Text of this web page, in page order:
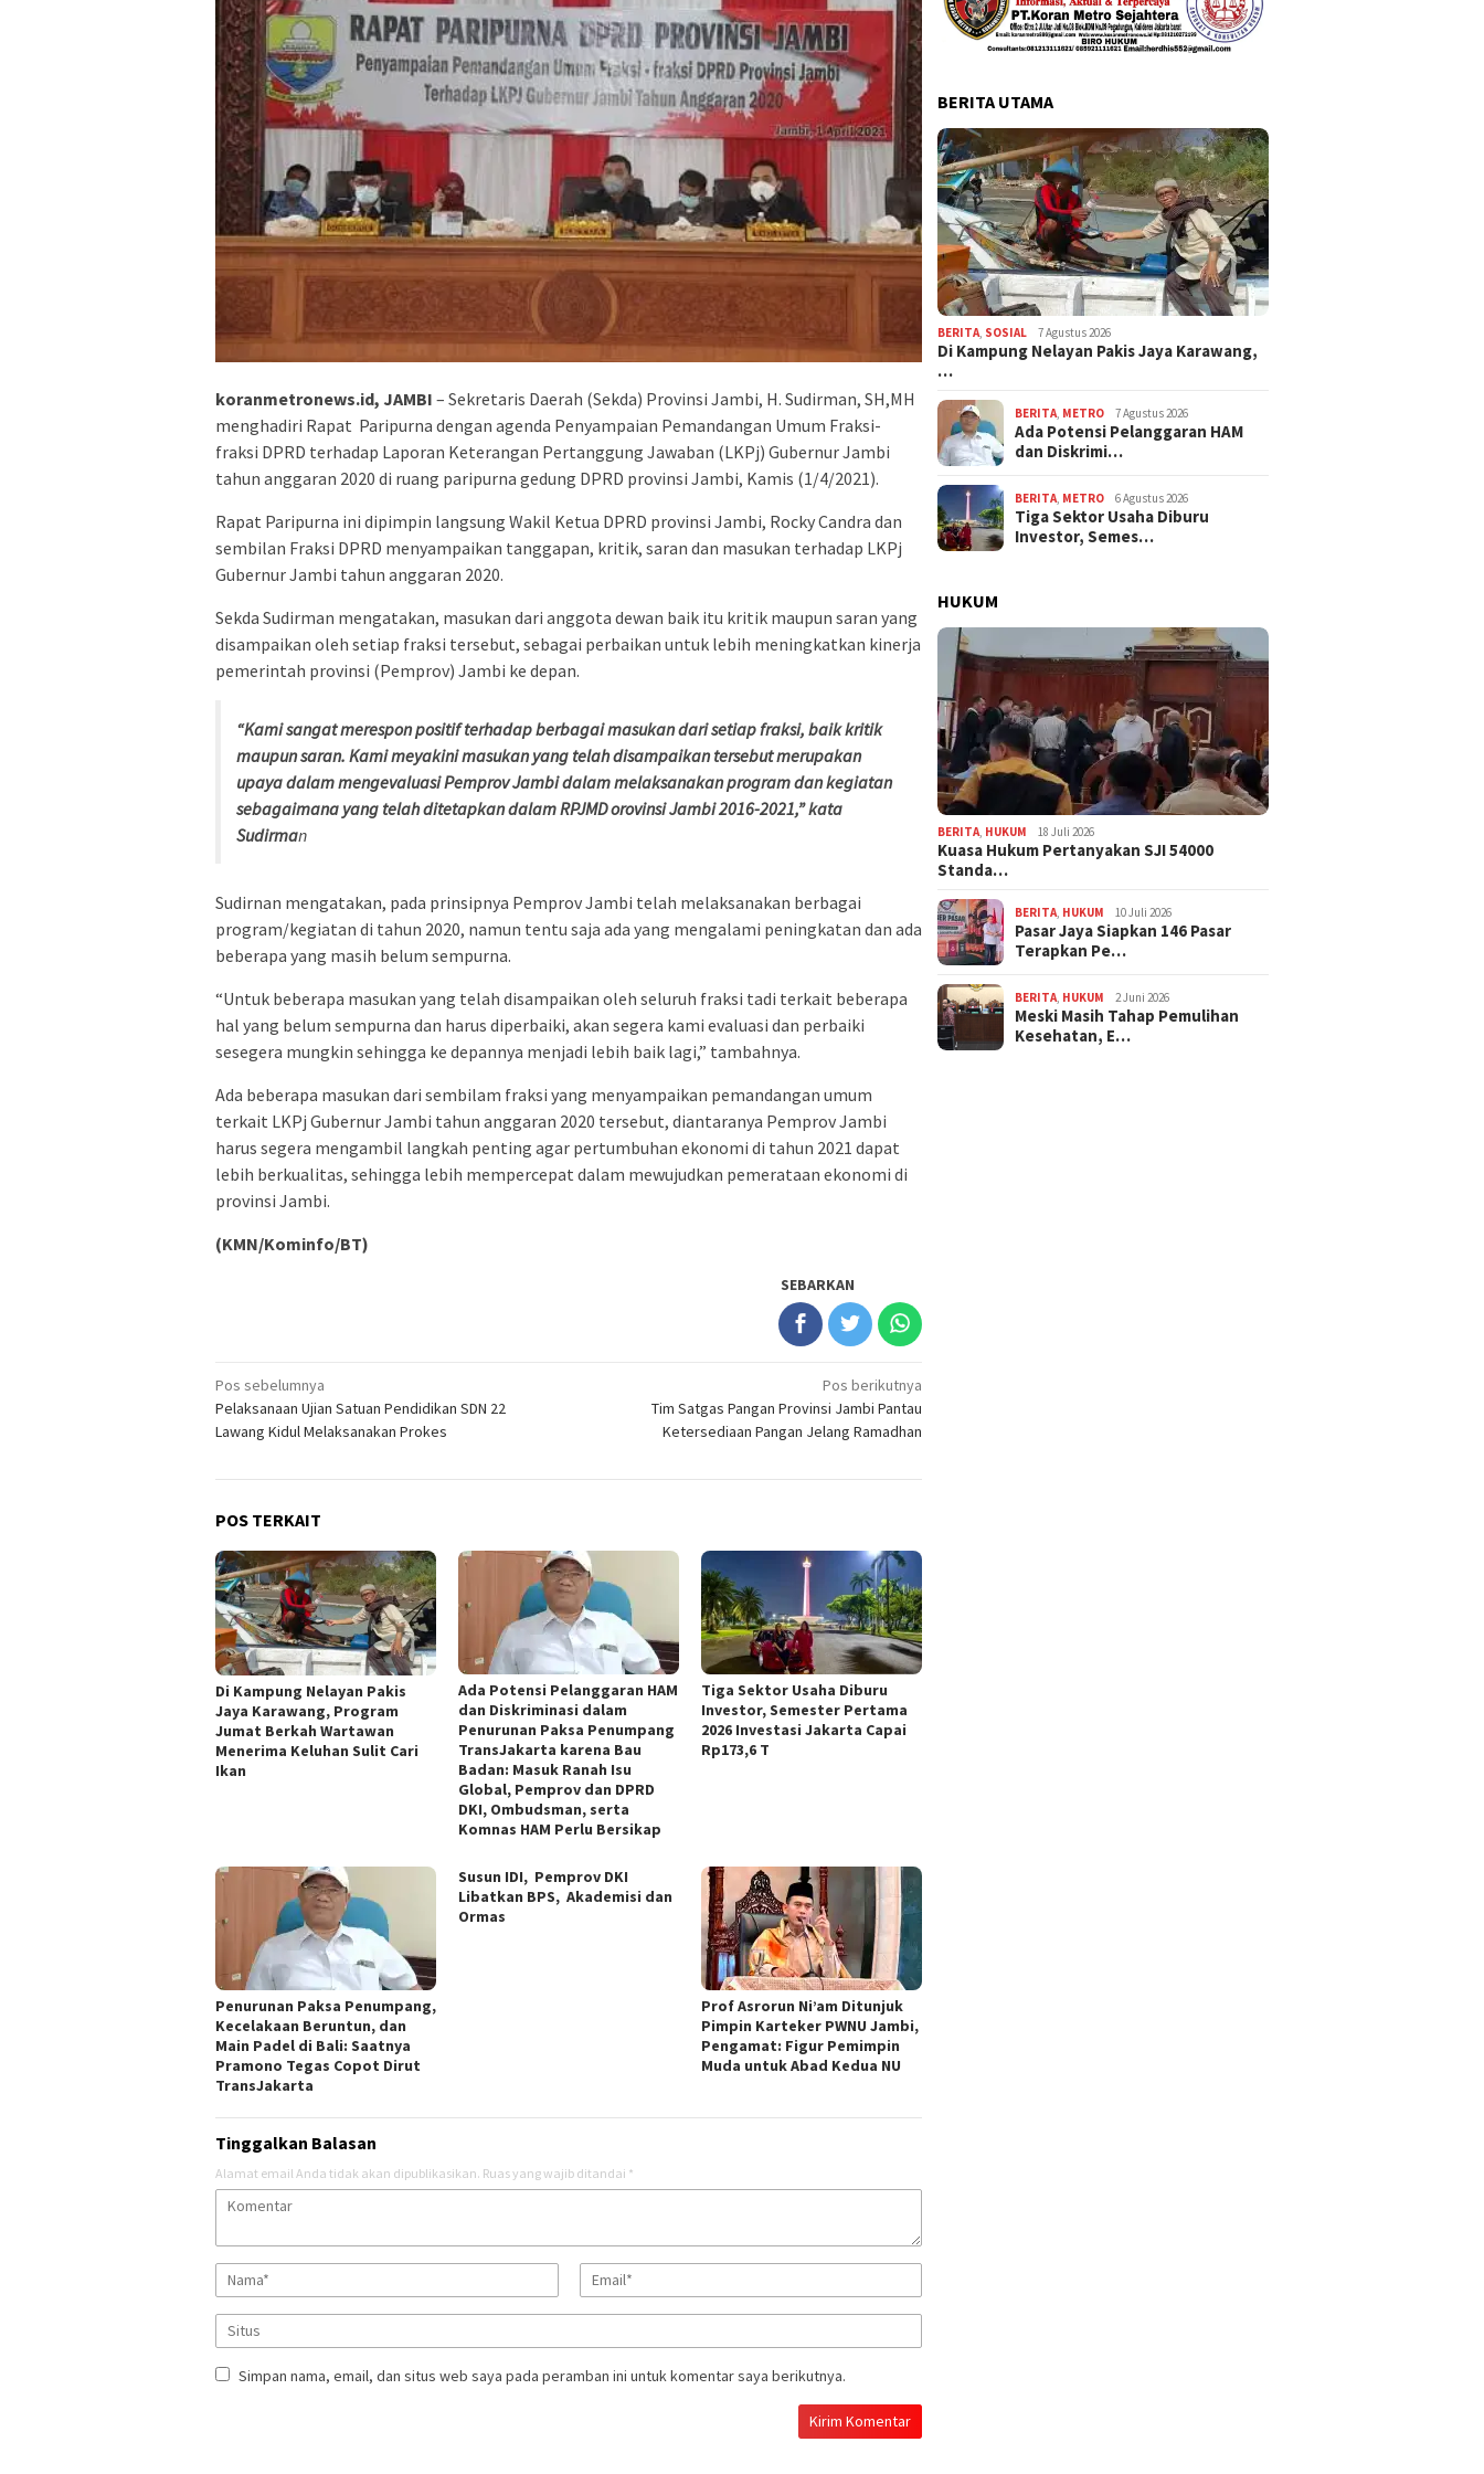
koranmetronews.id, JAMBI – Sekretaris Daerah (Sekda) Provinsi Jambi, H. Sudirman, SH,MH
menghadiri Rapat Paripurna dengan agenda Penyampaian Pemandangan Umum Fraksi-
fraksi DPRD terhadap Laporan Keterangan Pertanggung Jawaban (LKPj) Gubernur Jambi
tahun anggaran 2020 di ruang paripurna gedung DPRD provinsi Jambi, Kamis (1/4/2021).
Rapat Paripurna ini dipimpin langsung Wakil Ketua DPRD provinsi Jambi, Rocky Candra dan
sembilan Fraksi DPRD menyampaikan tanggapan, kritik, saran dan masukan terhadap LKPj
Gubernur Jambi tahun anggaran 2020.
Sekda Sudirman mengatakan, masukan dari anggota dewan baik itu kritik maupun saran yang
disampaikan oleh setiap fraksi tersebut, sebagai perbaikan untuk lebih meningkatkan kinerja
pemerintah provinsi (Pemprov) Jambi ke depan.
“Kami sangat merespon positif terhadap berbagai masukan dari setiap fraksi, baik kritik
maupun saran. Kami meyakini masukan yang telah disampaikan tersebut merupakan
upaya dalam mengevaluasi Pemprov Jambi dalam melaksanakan program dan kegiatan
sebagaimana yang telah ditetapkan dalam RPJMD orovinsi Jambi 2016-2021,” kata
Sudirman
Sudirnan mengatakan, pada prinsipnya Pemprov Jambi telah melaksanakan berbagai
program/kegiatan di tahun 2020, namun tentu saja ada yang mengalami peningkatan dan ada
beberapa yang masih belum sempurna.
“Untuk beberapa masukan yang telah disampaikan oleh seluruh fraksi tadi terkait beberapa
hal yang belum sempurna dan harus diperbaiki, akan segera kami evaluasi dan perbaiki
sesegera mungkin sehingga ke depannya menjadi lebih baik lagi,” tambahnya.
Ada beberapa masukan dari sembilam fraksi yang menyampaikan pemandangan umum
terkait LKPj Gubernur Jambi tahun anggaran 2020 tersebut, diantaranya Pemprov Jambi
harus segera mengambil langkah penting agar pertumbuhan ekonomi di tahun 2021 dapat
lebih berkualitas, sehingga lebih mempercepat dalam mewujudkan pemerataan ekonomi di
provinsi Jambi.
(KMN/Kominfo/BT)
SEBARKAN
Navigasi
pos
Pos sebelumnya
Pelaksanaan Ujian Satuan Pendidikan SDN 22
Lawang Kidul Melaksanakan Prokes
Pos berikutnya
Tim Satgas Pangan Provinsi Jambi Pantau
Ketersediaan Pangan Jelang Ramadhan
POS TERKAIT
Di Kampung Nelayan Pakis
Jaya Karawang, Program
Jumat Berkah Wartawan
Menerima Keluhan Sulit Cari
Ikan
Ada Potensi Pelanggaran HAM
dan Diskriminasi dalam
Penurunan Paksa Penumpang
TransJakarta karena Bau
Badan: Masuk Ranah Isu
Global, Pemprov dan DPRD
DKI, Ombudsman, serta
Komnas HAM Perlu Bersikap
Tiga Sektor Usaha Diburu
Investor, Semester Pertama
2026 Investasi Jakarta Capai
Rp173,6 T
Penurunan Paksa Penumpang,
Kecelakaan Beruntun, dan
Main Padel di Bali: Saatnya
Pramono Tegas Copot Dirut
TransJakarta
Susun IDI, Pemprov DKI
Libatkan BPS, Akademisi dan
Ormas
Prof Asrorun Ni’am Ditunjuk
Pimpin Karteker PWNU Jambi,
Pengamat: Figur Pemimpin
Muda untuk Abad Kedua NU
Tinggalkan Balasan
Alamat email Anda tidak akan dipublikasikan. Ruas yang wajib ditandai *
Simpan nama, email, dan situs web saya pada peramban ini untuk komentar saya berikutnya.
BERITA UTAMA
BERITA, SOSIAL 7 Agustus 2026
Di Kampung Nelayan Pakis Jaya Karawang,
…
BERITA, METRO 7 Agustus 2026
Ada Potensi Pelanggaran HAM
dan Diskrimi…
BERITA, METRO 6 Agustus 2026
Tiga Sektor Usaha Diburu
Investor, Semes…
HUKUM
BERITA HUKUM 18 Juli 2026
Kuasa Hukum Pertanyakan SJI 54000
Standa…
BERITA HUKUM 10 Juli 2026
Pasar Jaya Siapkan 146 Pasar
Terapkan Pe…
BERITA HUKUM 2 Juni 2026
Meski Masih Tahap Pemulihan
Kesehatan, E…